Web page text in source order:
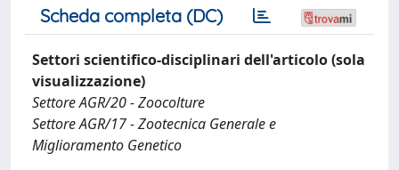
Scheda completa (DC)
Settori scientifico-disciplinari dell'articolo (sola
visualizzazione)
Settore AGR/20 - Zoocolture
Settore AGR/17 - Zootecnica Generale e
Miglioramento Genetico